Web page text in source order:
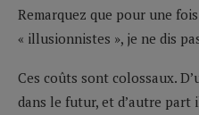
Remarquez que pour une
« illusionnistes », je ne dis
Ces coûts sont colossaux.
dans le futur, et d’autre part